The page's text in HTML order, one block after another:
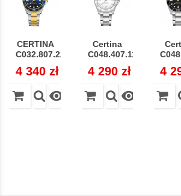
CERTINA
C032.807.22.041.10...
Cena
4 340 zł

Certina
C048.407.11.011.00...
Cena
4 290 zł

4